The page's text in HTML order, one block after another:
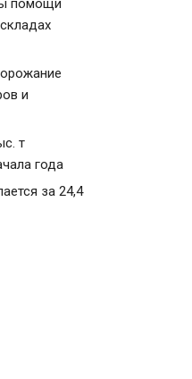
помощи
и
т
года
за 24,4